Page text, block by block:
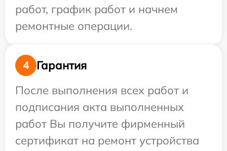
работ, график работ и начнем
ремонтные операции.
4
Гарантия
После выполнения всех работ и
подписания акта выполненных
работ Вы получите фирменный
сертификат на ремонт устройства